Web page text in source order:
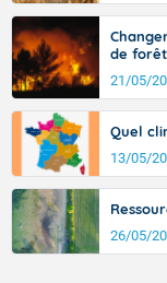
de
21/05/
Quel
13/05/
26/05/